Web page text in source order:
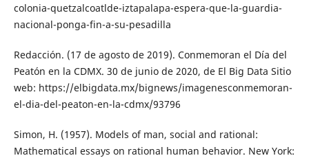
colonia-quetzalcoatl­de-iztapalapa-espera-que-la-guardia-
na­cional-ponga-fin-a-su-pesadilla
Redacción. (17 de agosto de 2019). Conme­moran el Día del
Peatón en la CDMX. 30 de junio de 2020, de El Big Data Sitio
web: https://elbigdata.mx/bignews/imagenes­conmemoran-
el-dia-del-peaton-en-la-cd­mx/93796
Simon, H. (1957). Models of man, social and rational:
Mathematical essays on rational human behavior. New York: